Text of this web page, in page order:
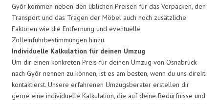
Győr kommen neben den üblichen Preisen für das Verpacken, den
Transport und das Tragen der Möbel auch noch zusätzliche
Faktoren wie die Entfernung und eventuelle
Zolleinfuhrbestimmungen hinzu.
Individuelle Kalkulation für deinen Umzug
Um dir einen konkreten Preis für deinen Umzug von Osnabrück
nach Győr nennen zu können, ist es am besten, wenn du uns direkt
kontaktierst. Unsere erfahrenen Umzugsberater erstellen dir
gerne eine individuelle Kalkulation, die auf deine Bedürfnisse und